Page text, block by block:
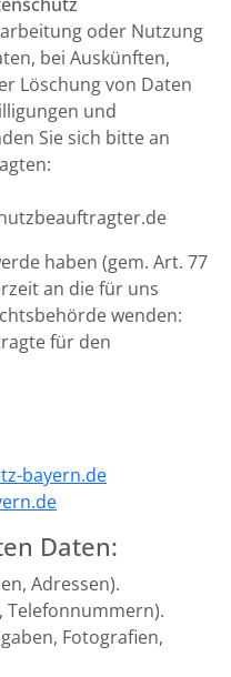
oder Nutzung
bei Auskünften,
Löschung von Daten
und
Sie sich bitte an
haben (gem. Art. 77
an die für uns
wenden:
für den
bayern.de
Daten:
Adressen).
Telefonnummern).
Fotografien,